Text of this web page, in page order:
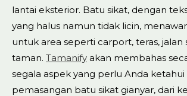
lantai eksterior. Batu sikat, dengan
yang halus namun tidak licin,
untuk area seperti carport, teras, jalan
taman. Tamanify akan membahas
segala aspek yang perlu Anda ketahui
pemasangan batu sikat gianyar, dari